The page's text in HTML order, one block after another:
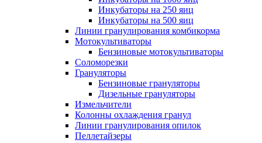
Инкубаторы на 250 яиц
Инкубаторы на 500 яиц
Линии гранулирования комбикорма
Мотокультиваторы
Бензиновые мотокультиваторы
Соломорезки
Грануляторы
Бензиновые грануляторы
Дизельные грануляторы
Измельчители
Колонны охлаждения гранул
Линии гранулирования опилок
Пеллетайзеры